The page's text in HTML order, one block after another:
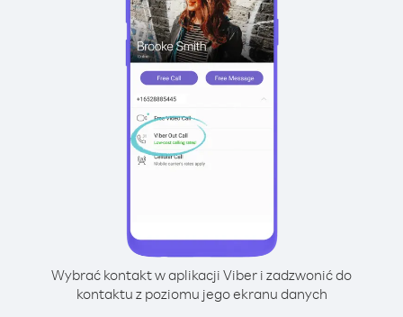
Wybrać kontakt w aplikacji Viber i zadzwonić do
kontaktu z poziomu jego ekranu danych